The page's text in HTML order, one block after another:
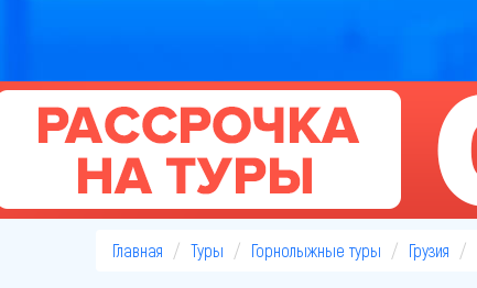
Главная Туры Горнолыжные туры Грузия